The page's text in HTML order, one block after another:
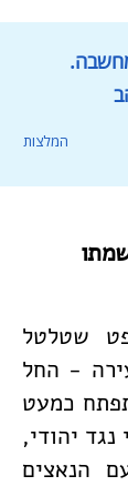
המלצות
שטלטל
- החל
כמעט
יהודי,
הנאצים